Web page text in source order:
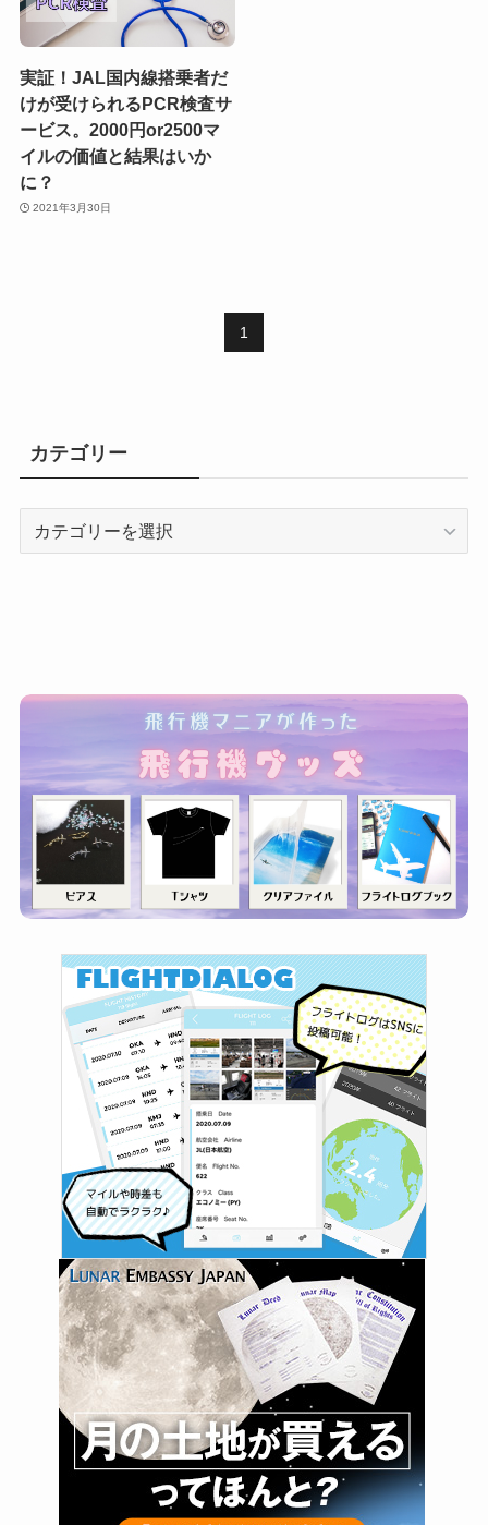
実証！JAL国内線搭乗者だ
けが受けられるPCR検査サ
ービス。2000円or2500マ
イルの価値と結果はいか
に？
2021年3月30日
1
カテゴリー